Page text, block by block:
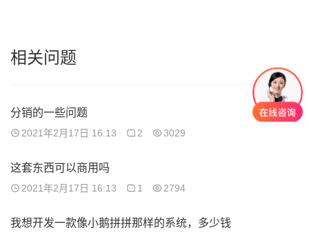
相关问题
分销的一些问题
2021年2月17日 16:13 2 3029
这套东西可以商用吗
2021年2月17日 16:13 1 2794
我想开发一款像小鹅拼拼那样的系统，多少钱